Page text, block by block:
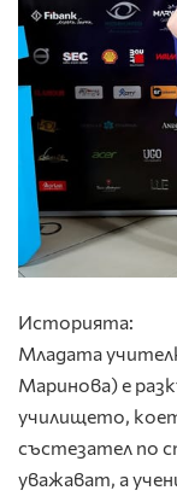
Историята:
Младата
Маринова) е
училището,
състезател по
уважават, а